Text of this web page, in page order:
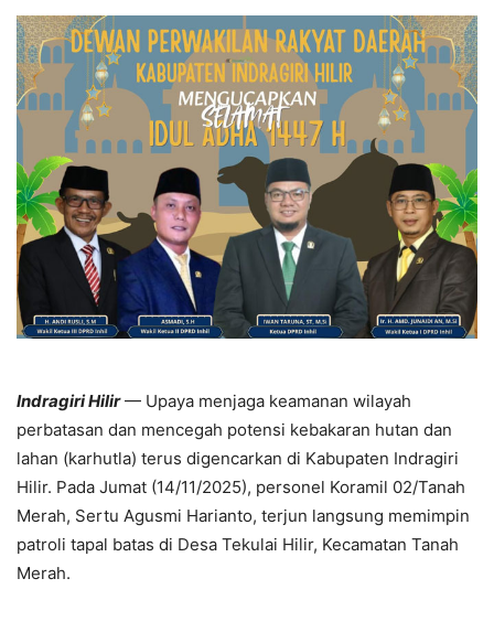
Indragiri Hilir— Upaya menjaga keamanan wilayah
perbatasan dan mencegah potensi kebakaran hutan dan
lahan (karhutla) terus digencarkan di Kabupaten Indragiri
Hilir. Pada Jumat (14/11/2025), personel Koramil 02/Tanah
Merah, Sertu Agusmi Harianto, terjun langsung memimpin
patroli tapal batas di Desa Tekulai Hilir, Kecamatan Tanah
Merah.